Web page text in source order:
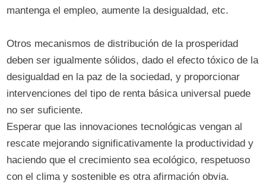
mantenga el empleo, aumente la desigualdad, etc.
Otros mecanismos de distribución de la prosperidad
deben ser igualmente sólidos, dado el efecto tóxico de la
desigualdad en la paz de la sociedad, y proporcionar
intervenciones del tipo de renta básica universal puede
no ser suficiente.
Esperar que las innovaciones tecnológicas vengan al
rescate mejorando significativamente la productividad y
haciendo que el crecimiento sea ecológico, respetuoso
con el clima y sostenible es otra afirmación obvia.